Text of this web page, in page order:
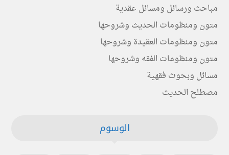
مباحث ورسائل ومسائل عقدية
متون ومنظومات الحديث وشروحها
متون ومنظومات العقيدة وشروحها
متون ومنظومات الفقه وشروحها
مسائل وبحوث فقهية
مصطلح الحديث
الوسوم